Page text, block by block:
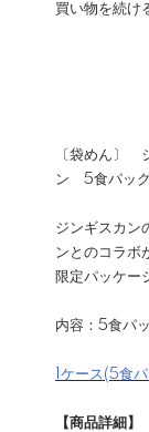
買い物を続け
〔袋めん〕
ン 5食パッ
ジンギスカン
ンとのコラボ
限定パッケー
内容：5食パ
1ケース(5食
【商品詳細】